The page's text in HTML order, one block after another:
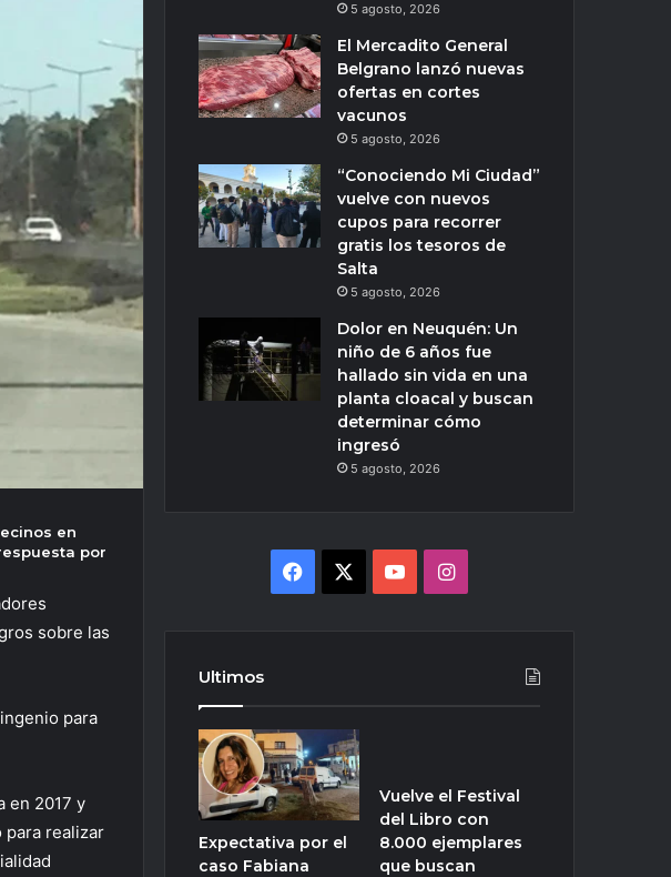
en
por
sobre las
para
en 2017 y
para realizar
5 agosto, 2026
El Mercadito General
Belgrano lanzó nuevas
ofertas en cortes
vacunos
5 agosto, 2026
“Conociendo Mi Ciudad”
vuelve con nuevos
cupos para recorrer
gratis los tesoros de
Salta
5 agosto, 2026
Dolor en Neuquén: Un
niño de 6 años fue
hallado sin vida en una
planta cloacal y buscan
determinar cómo
ingresó
5 agosto, 2026
Facebook YouTubeInstagram
Ultimos
Expectativa por el
caso Fabiana
Vuelve el Festival
del Libro con
8.000 ejemplares
que buscan